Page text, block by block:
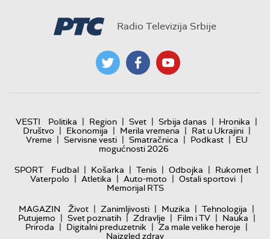
Radio Televizija Srbije
VESTI Politika | Region | Svet | Srbija danas | Hronika |
Društvo | Ekonomija | Merila vremena | Rat u Ukrajini |
Vreme | Servisne vesti | Smatračnica | Podkast | EU
mogućnosti 2026
SPORT
Fudbal | Košarka | Tenis | Odbojka | Rukomet |
Vaterpolo | Atletika | Auto-moto | Ostali sportovi |
Memorijal RTS
MAGAZIN
Život | Zanimljivosti | Muzika | Tehnologija |
Putujemo | Svet poznatih | Zdravlje | Film i TV | Nauka |
Priroda | Digitalni preduzetnik | Za male velike heroje |
Naizgled zdrav